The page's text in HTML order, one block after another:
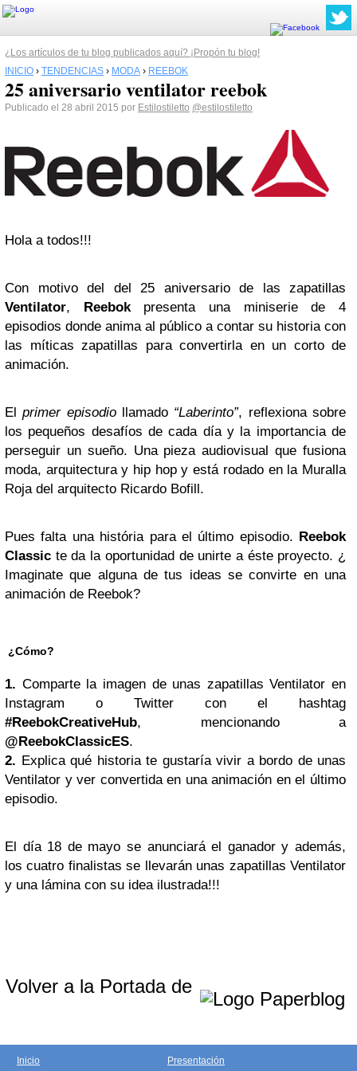
¿Los artículos de tu blog publicados aquí? ¡Propón tu blog!
INICIO › TENDENCIAS › MODA › REEBOK
25 aniversario ventilator reebok
Publicado el 28 abril 2015 por Estilostiletto @estilostiletto
Hola a todos!!!
Con motivo del del 25 aniversario de las zapatillas
Ventilator, Reebokpresenta una miniserie de 4
episodios donde anima al público a contar su historia con
las míticas zapatillas para convertirla en un corto de
animación.
El primer episodiollamado “Laberinto”, reflexiona sobre
los pequeños desafíos de cada día y la importancia de
perseguir un sueño. Una pieza audiovisual que fusiona
moda, arquitectura y hip hop y está rodado en la Muralla
Roja del arquitecto Ricardo Bofill.
Pues falta una história para el último episodio. Reebok
Classic te da la oportunidad de unirte a éste proyecto. ¿
Imaginate que alguna de tus ideas se convirte en una
animación de Reebok?
¿Cómo?
1. Comparte la imagen de unas zapatillas Ventilator en
Instagram o Twitter con el hashtag
#ReebokCreativeHub, mencionando a
@ReebokClassicES.
2. Explica qué historia te gustaría vivir a bordo de unas
Ventilator y ver convertida en una animación en el último
episodio.
El día 18 de mayo se anunciará el ganador y además,
los cuatro finalistas se llevarán unas zapatillas Ventilator
y una lámina con su idea ilustrada!!!
Volver a la Portada de
Inicio
Presentación